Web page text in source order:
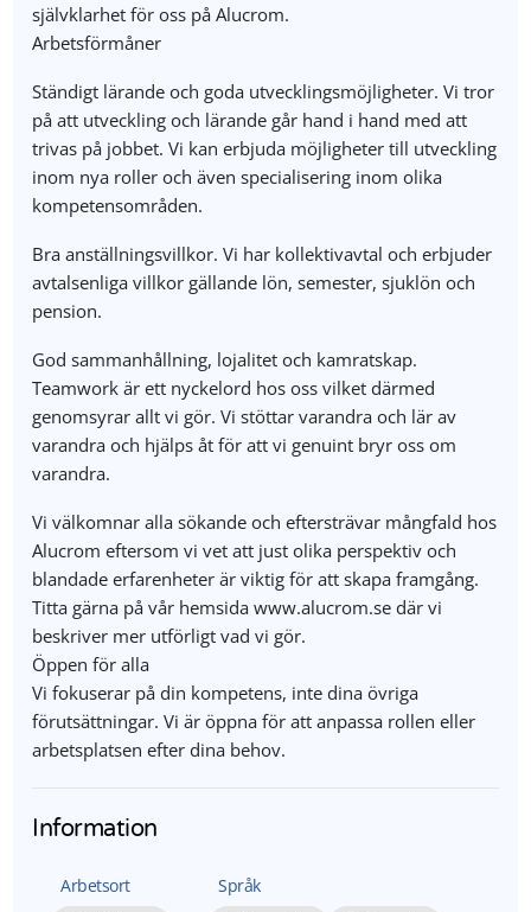
självklarhet för oss på Alucrom.
Arbetsförmåner
Ständigt lärande och goda utvecklingsmöjligheter. Vi tror
på att utveckling och lärande går hand i hand med att
trivas på jobbet. Vi kan erbjuda möjligheter till utveckling
inom nya roller och även specialisering inom olika
kompetensområden.
Bra anställningsvillkor. Vi har kollektivavtal och erbjuder
avtalsenliga villkor gällande lön, semester, sjuklön och
pension.
God sammanhållning, lojalitet och kamratskap.
Teamwork är ett nyckelord hos oss vilket därmed
genomsyrar allt vi gör. Vi stöttar varandra och lär av
varandra och hjälps åt för att vi genuint bryr oss om
varandra.
Vi välkomnar alla sökande och eftersträvar mångfald hos
Alucrom eftersom vi vet att just olika perspektiv och
blandade erfarenheter är viktig för att skapa framgång.
Titta gärna på vår hemsida www.alucrom.se där vi
beskriver mer utförligt vad vi gör.
Öppen för alla
Vi fokuserar på din kompetens, inte dina övriga
förutsättningar. Vi är öppna för att anpassa rollen eller
arbetsplatsen efter dina behov.
Information
Arbetsort
Språk